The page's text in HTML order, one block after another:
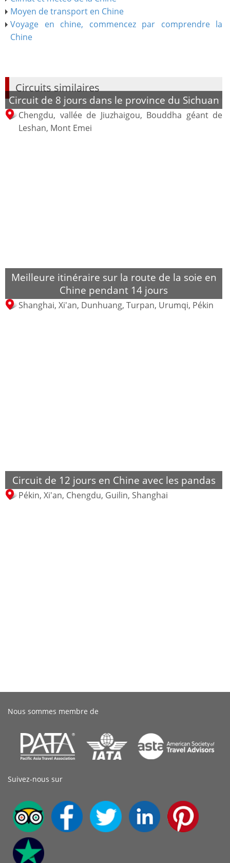
Moyen de transport en Chine
Voyage en chine, commencez par comprendre la
Chine
Circuits similaires
Circuit de 8 jours dans le province du Sichuan
Chengdu, vallée de Jiuzhaigou, Bouddha géant de
Leshan, Mont Emei
Meilleure itinéraire sur la route de la soie en
Chine pendant 14 jours
Shanghai, Xi'an, Dunhuang, Turpan, Urumqi, Pékin
Circuit de 12 jours en Chine avec les pandas
Pékin, Xi'an, Chengdu, Guilin, Shanghai
Nous sommes membre de
Suivez-nous sur